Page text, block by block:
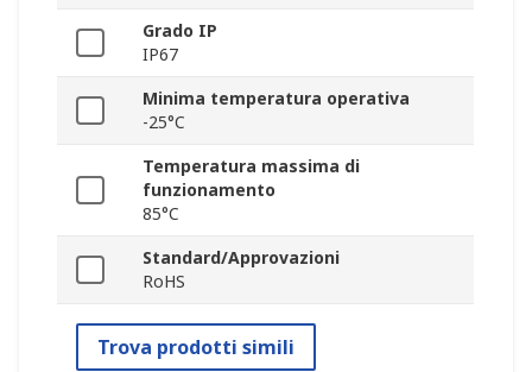
Grado IP
IP67
Minima temperatura operativa
-25°C
Temperatura massima di
funzionamento
85°C
Standard/Approvazioni
RoHS
Trova prodotti simili